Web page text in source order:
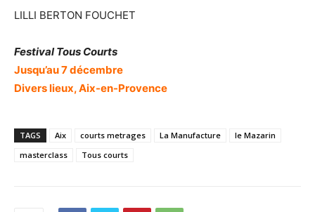
LILLI BERTON FOUCHET
Festival Tous Courts
Jusqu’au 7 décembre
Divers lieux, Aix-en-Provence
TAGS Aix courts metrages La Manufacture
le Mazarin
masterclass
Tous courts